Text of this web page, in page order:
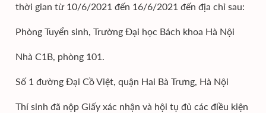
thời gian từ 10/6/2021 đến 16/6/2021 đến địa chỉ sau:
Phòng Tuyển sinh, Trường Đại học Bách khoa Hà Nội
Nhà C1B, phòng 101.
Số 1 đường Đại Cồ Việt, quận Hai Bà Trưng, Hà Nội
Thí sinh đã nộp Giấy xác nhận và hội tụ đủ các điều kiện